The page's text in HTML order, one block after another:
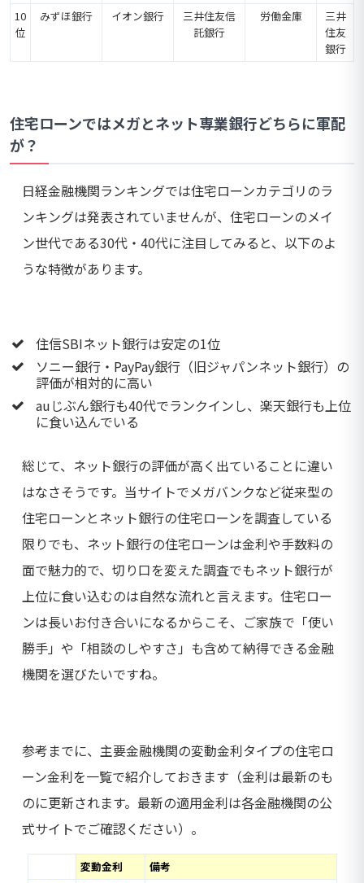
10
位
みずほ銀行 イオン銀行
三井住友信
託銀行
労働金庫
三井
住友
銀行
住宅ローンではメガとネット専業銀行どちらに軍配
が？
日経金融機関ランキングでは住宅ローンカテゴリのラ
ンキングは発表されていませんが、住宅ローンのメイ
ン世代である30代・40代に注目してみると、以下のよ
うな特徴があります。
住信SBIネット銀行は安定の1位
ソニー銀行・PayPay銀行（旧ジャパンネット銀行）の
評価が相対的に高い
auじぶん銀行も40代でランクインし、楽天銀行も上位
に食い込んでいる
総じて、ネット銀行の評価が高く出ていることに違い
はなさそうです。当サイトでメガバンクなど従来型の
住宅ローンとネット銀行の住宅ローンを調査している
限りでも、ネット銀行の住宅ローンは金利や手数料の
面で魅力的で、切り口を変えた調査でもネット銀行が
上位に食い込むのは自然な流れと言えます。住宅ロー
ンは長いお付き合いになるからこそ、ご家族で「使い
勝手」や「相談のしやすさ」も含めて納得できる金融
機関を選びたいですね。
参考までに、主要金融機関の変動金利タイプの住宅ロ
ーン金利を一覧で紹介しておきます（金利は最新のも
のに更新されます。最新の適用金利は各金融機関の公
式サイトでご確認ください）。
変動金利
備考